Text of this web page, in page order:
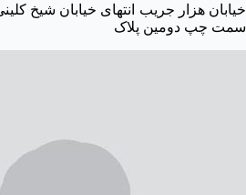
خیابان هزار جریب انتهای خیابان شیخ
سمت چپ دومین پلاک